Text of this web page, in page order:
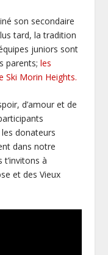
son secondaire
tard, la tradition
juniors sont
parents; les
Ski Morin Heights.
d’amour et de
donateurs
dans notre
à
et des Vieux